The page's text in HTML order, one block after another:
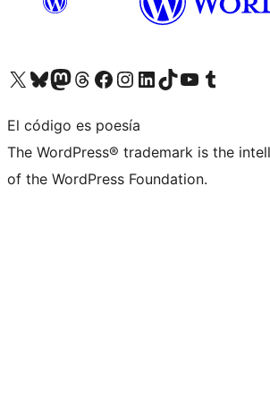
Visita nuestra cuenta de X (anteriormente Twitter)
Visita nuestra cuenta de Bluesky
Visita nuestra cuenta de Mastodon
Visita nuestra cuenta de Threads
Visita nuestra página de Facebook
Visita nuestra cuenta de Instagram
Visita nuestra cuenta de LinkedIn
Visita nuestra cuenta de TikTok
Visita nuestro canal de YouTube
Visita nuestra cuenta de Tumblr
El código es poesía
The WordPress® trademark is the
of the WordPress Foundation.